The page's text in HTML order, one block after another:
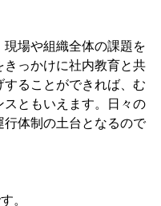
場や組織全体の課題を
っかけに社内教育と共
ることができれば、む
スともいえます。日々の
体制の土台となるので
。